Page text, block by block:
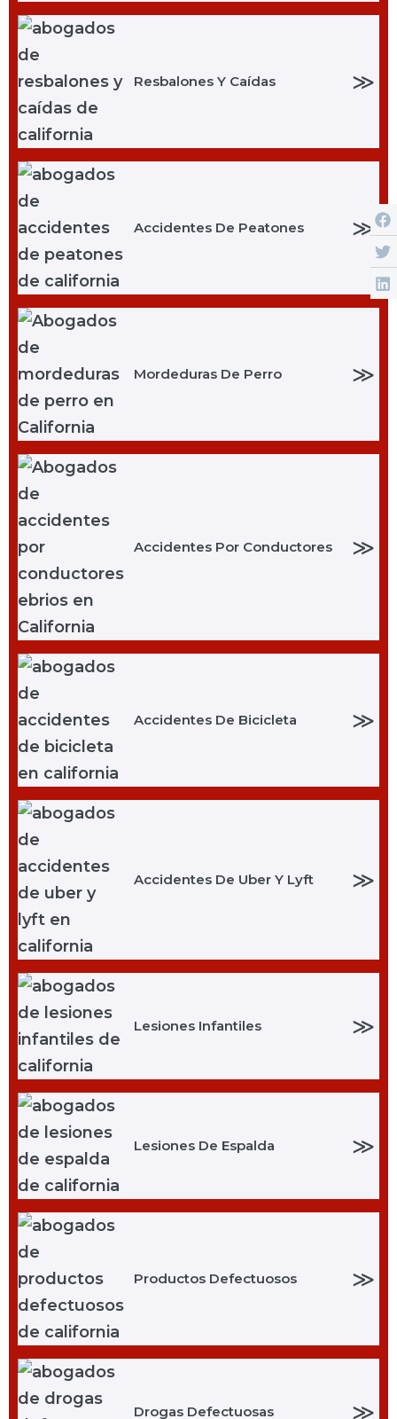
Resbalones Y Caídas ≫
Accidentes De Peatones ≫
Mordeduras De Perro ≫
Accidentes Por Conductores ≫
Accidentes De Bicicleta ≫
Accidentes De Uber Y Lyft ≫
Lesiones Infantiles ≫
Lesiones De Espalda ≫
Productos Defectuosos ≫
Drogas Defectuosas ≫